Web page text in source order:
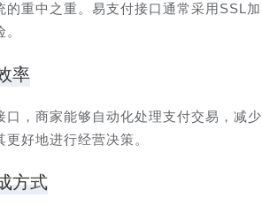
的重中之重。易支付接口通常采用SSL
率
口，商家能够自动化处理支付交易，减
好地进行经营决策。
方式